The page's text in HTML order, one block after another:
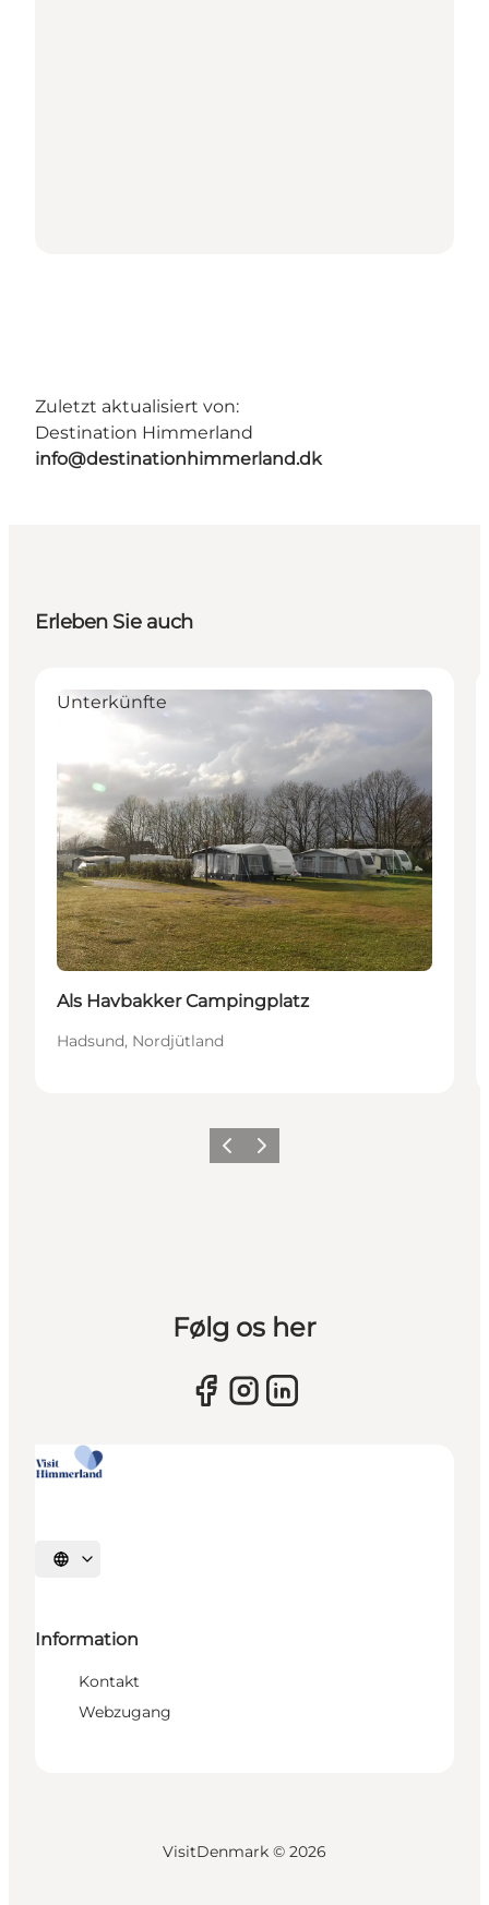
Zuletzt aktualisiert von:
Destination Himmerland
info@destinationhimmerland.dk
Erleben Sie auch
Unterkünfte
Als Havbakker Campingplatz
Hadsund, Nordjütland
Vorherige Folie
Nächste Folie
Følg os her
Sprache auswählen
Information
Kontakt
Webzugang
VisitDenmark © 2026